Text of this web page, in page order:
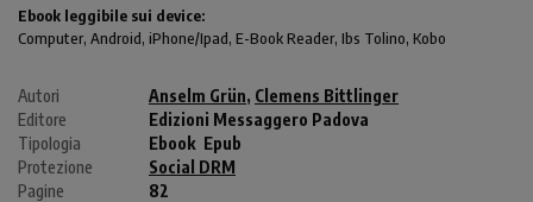
Ebook leggibile sui device:
Computer, Android, iPhone/Ipad, E-Book Reader, Ibs Tolino, Kobo
Autori Anselm Grün, Clemens Bittlinger
Editore
Edizioni Messaggero Padova
Tipologia
Ebook Epub
Protezione
Social DRM
Pagine
82